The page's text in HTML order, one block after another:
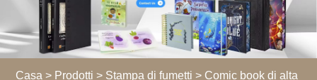
Casa > Prodotti > Stampa di fumetti > Comic book di alta